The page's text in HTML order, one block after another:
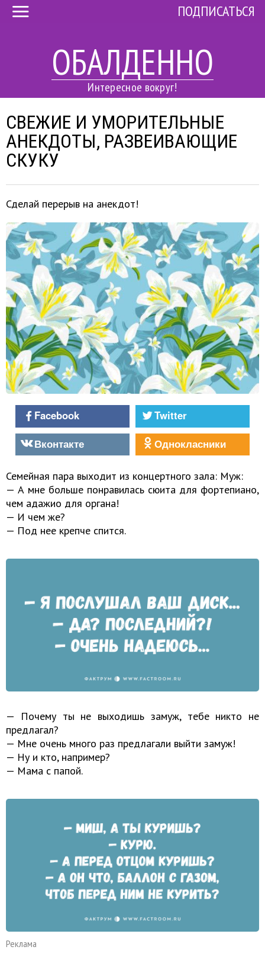
ОБАЛДЕННО
Интересное вокруг!
ПОДПИСАТЬСЯ
СВЕЖИЕ И УМОРИТЕЛЬНЫЕ
АНЕКДОТЫ, РАЗВЕИВАЮЩИЕ
СКУКУ
Сделай перерыв на анекдот!
Facebook
Twitter
Вконтакте
Однокласники
Семейная пара выходит из концертного зала: Муж:
— А мне больше понравилась сюита для фортепиано,
чем адажио для органа!
— И чем же?
— Под нее крепче спится.
— Почему ты не выходишь замуж, тебе никто не
предлагал?
— Мне очень много раз предлагали выйти замуж!
— Ну и кто, например?
— Мама с папой.
Реклама